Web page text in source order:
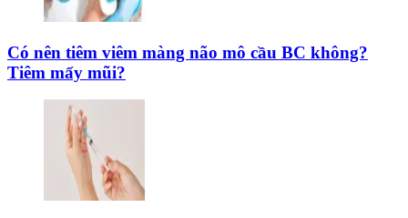
Có nên tiêm viêm màng não mô cầu BC không?
Tiêm mấy mũi?